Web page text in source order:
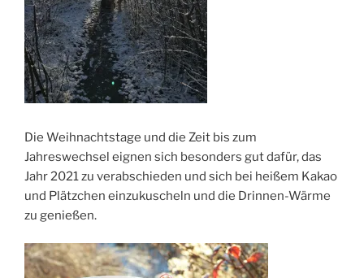
Die Weihnachtstage und die Zeit bis zum
Jahreswechsel eignen sich besonders gut dafür, das
Jahr 2021 zu verabschieden und sich bei heißem Kakao
und Plätzchen einzukuscheln und die Drinnen-Wärme
zu genießen.